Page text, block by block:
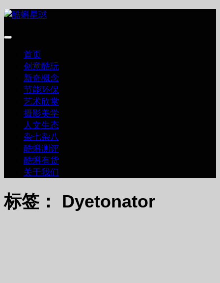
跳
内
首页
创意酷玩
新奇概念
节能环保
艺术欣赏
摄影美学
人文生态
杂七杂八
酷蝌测评
酷蝌有货
关于我们
标签： Dyetonator